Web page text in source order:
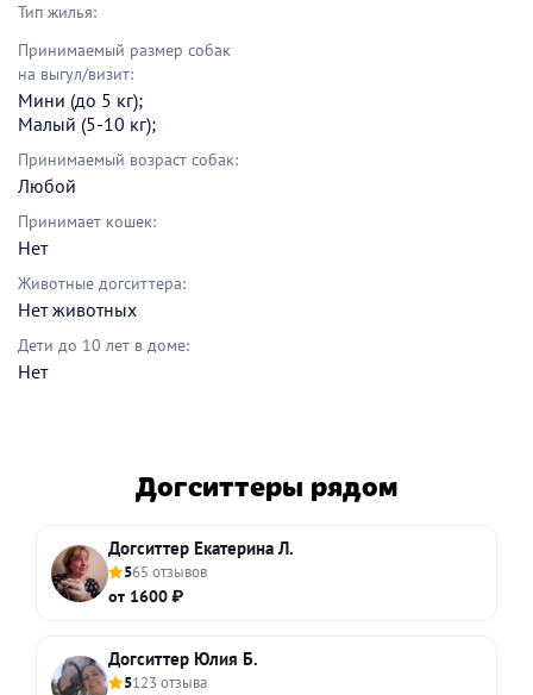
Тип жилья:
Принимаемый размер собак
на выгул/визит:
Мини (до 5 кг);
Малый (5-10 кг);
Принимаемый возраст собак:
Любой
Принимает кошек:
Нет
Животные догситтера:
Нет животных
Дети до 10 лет в доме:
Нет
Догситтеры рядом
Догситтер Екатерина Л.
565 отзывов
от 1600 ₽
Догситтер Юлия Б.
5123 отзыва